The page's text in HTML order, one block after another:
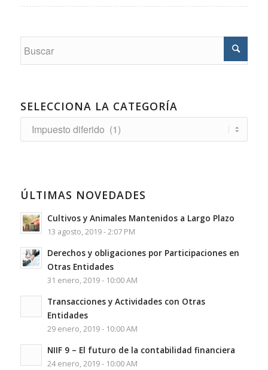
SELECCIONA LA CATEGORÍA
Selecciona
la
ÚLTIMAS NOVEDADES
Cultivos y Animales Mantenidos a Largo Plazo
13 agosto, 2019 - 2:07 PM
Derechos y obligaciones por Participaciones en
Otras Entidades
31 enero, 2019 - 10:00 AM
Transacciones y Actividades con Otras
Entidades
29 enero, 2019 - 10:00 AM
NIIF 9 – El futuro de la contabilidad financiera
24 enero, 2019 - 10:00 AM